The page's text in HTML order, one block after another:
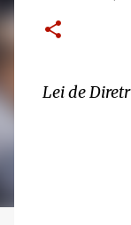
Lei de